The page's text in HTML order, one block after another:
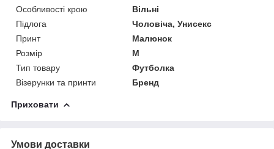
Особливості крою
Вільні
Підлога
Чоловіча, Унисекс
Принт
Малюнок
Розмір
M
Тип товару
Футболка
Візерунки та принти
Бренд
Приховати
Умови доставки